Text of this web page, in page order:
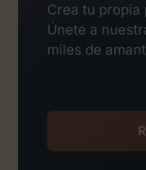
Crea tu propia
Únete a
miles de